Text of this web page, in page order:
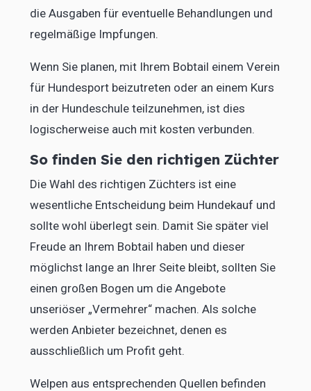
die Ausgaben für eventuelle Behandlungen und
regelmäßige Impfungen.
Wenn Sie planen, mit Ihrem Bobtail einem Verein
für Hundesport beizutreten oder an einem Kurs
in der Hundeschule teilzunehmen, ist dies
logischerweise auch mit kosten verbunden.
So finden Sie den richtigen Züchter
Die Wahl des richtigen Züchters ist eine
wesentliche Entscheidung beim Hundekauf und
sollte wohl überlegt sein. Damit Sie später viel
Freude an Ihrem Bobtail haben und dieser
möglichst lange an Ihrer Seite bleibt, sollten Sie
einen großen Bogen um die Angebote
unseriöser „Vermehrer“ machen. Als solche
werden Anbieter bezeichnet, denen es
ausschließlich um Profit geht.
Welpen aus entsprechenden Quellen befinden